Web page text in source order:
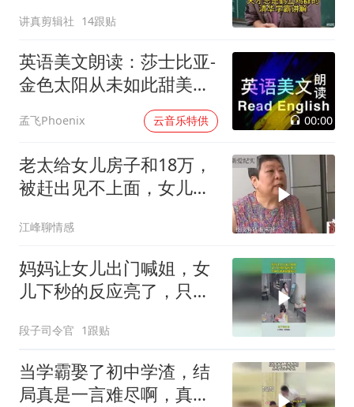
讲真剪辑社 14跟贴
英语美文朗读：莎士比亚-
金色太阳从未如此甜美吻
孟飞Phoenix 云音乐特供 00:00
老太给女儿房子和18万，
被赶出见不上面，女儿：
江峰聊情感
妈妈让女儿出门喊姐，女
儿下秒的反应亮了，只剩
段子司令官 1跟贴
当学霸娶了初中学渣，结
局真是一言难尽啊，真是